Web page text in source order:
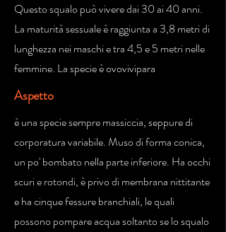
Questo squalo può vivere dai 30 ai 40 anni.
La maturità sessuale è raggiunta a 3,8 metri di
lunghezza nei maschi e tra 4,5 e 5 metri nelle
femmine. La specie è ovovivipara
Aspetto
è una specie sempre massiccia, seppure di
corporatura variabile. Muso di forma conica,
un po' bombato nella parte inferiore. Ha occhi
scuri e rotondi, è privo di membrana nittitante
e ha cinque fessure branchiali, le quali
possono pompare acqua soltanto se lo squalo